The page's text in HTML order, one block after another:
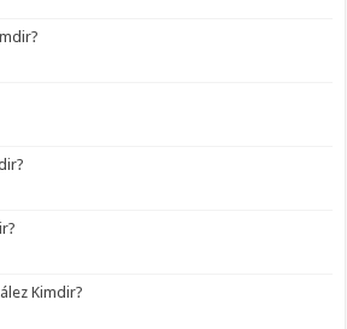
Kimdir?